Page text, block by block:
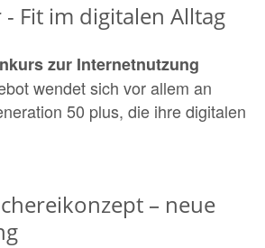
Fit im digitalen Alltag
zur Internetnutzung
wendet sich vor allem an
50 plus, die ihre digitalen
– neue